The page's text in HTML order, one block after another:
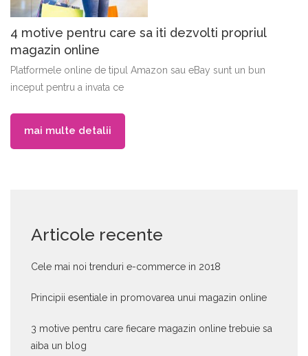
4 motive pentru care sa iti dezvolti propriul
magazin online
Platformele online de tipul Amazon sau eBay sunt un bun
inceput pentru a invata ce
mai multe detalii
Articole recente
Cele mai noi trenduri e-commerce in 2018
Principii esentiale in promovarea unui magazin online
3 motive pentru care fiecare magazin online trebuie sa
aiba un blog